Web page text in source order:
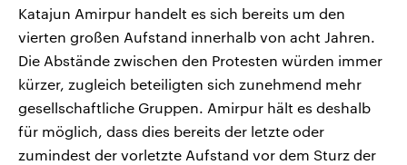
Katajun Amirpur handelt es sich bereits um den
vierten großen Aufstand innerhalb von acht Jahren.
Die Abstände zwischen den Protesten würden immer
kürzer, zugleich beteiligten sich zunehmend mehr
gesellschaftliche Gruppen. Amirpur hält es deshalb
für möglich, dass dies bereits der letzte oder
zumindest der vorletzte Aufstand vor dem Sturz der